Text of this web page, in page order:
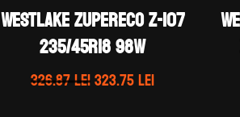
WestLake ZUPERECO Z-107
235/45R18 98W
326.87leiPrețul
323.75leiPrețul